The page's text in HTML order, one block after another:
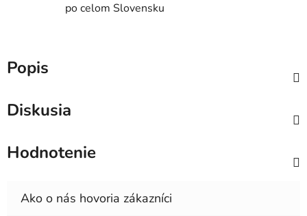
po celom Slovensku
Popis
Diskusia
Hodnotenie